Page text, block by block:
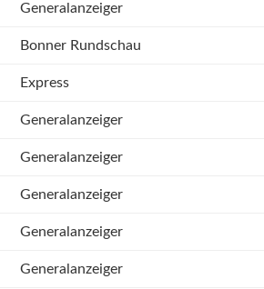
Generalanzeiger
Bonner Rundschau
Express
Generalanzeiger
Generalanzeiger
Generalanzeiger
Generalanzeiger
Generalanzeiger